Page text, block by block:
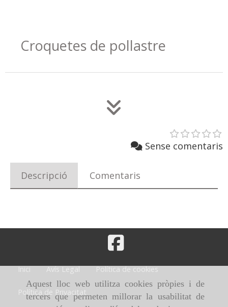
Aquest lloc web utilitza cookies pròpies i de
tercers que permeten millorar la usabilitat de
Croquetes de pollastre
Sense comentaris
Descripció Comentaris
Inici Avís Legal Política de cookies
Política de Privacitat